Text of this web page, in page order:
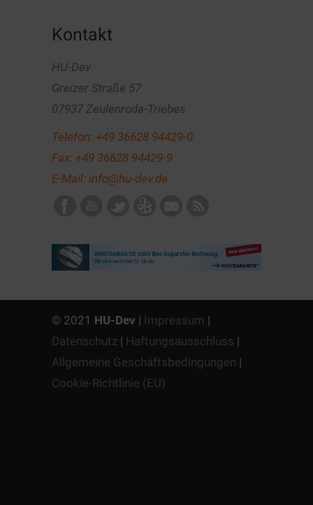
Kontakt
HU-Dev
Greizer Straße 57
07937 Zeulenroda-Triebes
Telefon: +49 36628 94429-0
Fax: +49 36628 94429-9
E-Mail: info@hu-dev.de
© 2021 HU-Dev | Impressum |
Datenschutz | Haftungsausschluss |
Allgemeine Geschäftsbedingungen |
Cookie-Richtlinie (EU)